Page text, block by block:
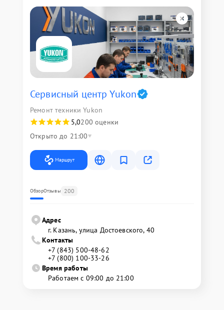
Сервисный центр Yukon
Ремонт техники Yukon
5,0200 оценки
Открыто до 21:00
Маршрут
ОбзорОтзывы 200
Адрес
г. Казань, улица Достоевского, 40
Контакты
+7 (843) 500-48-62
+7 (800) 100-33-26
Время работы
Работаем с 09:00 до 21:00